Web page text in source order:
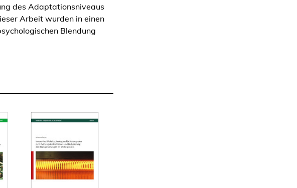
des Adaptationsniveaus
Arbeit wurden in einen
Blendung